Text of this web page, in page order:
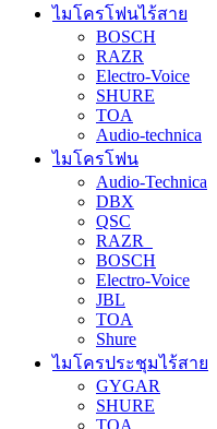
ไมโครโฟนไร้สาย
BOSCH
RAZR
Electro-Voice
SHURE
TOA
Audio-technica
ไมโครโฟน
Audio-Technica
DBX
QSC
RAZR
BOSCH
Electro-Voice
JBL
TOA
Shure
ไมโครประชุมไร้สาย
GYGAR
SHURE
TOA